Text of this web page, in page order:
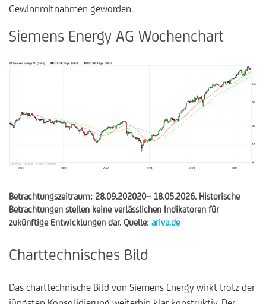
Gewinnmitnahmen geworden.
Siemens Energy AG Wochenchart
Betrachtungszeitraum: 28.09.202020– 18.05.2026. Historische
Betrachtungen stellen keine verlässlichen Indikatoren für
zukünftige Entwicklungen dar. Quelle: ariva.de
Charttechnisches Bild
Das charttechnische Bild von Siemens Energy wirkt trotz der